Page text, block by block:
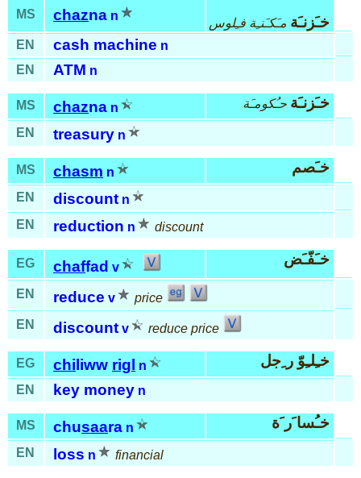
MS chazna n خـَزنـَة مـَكـَنـِة فـِلوس
EN
cash machine n
EN
ATM n
MS chazna n خـَزنـَة حـُكومـَة
EN treasury n
MS chasm n خـَصم
EN discount n
EN
reduction n discount
EG chaffad v خـَفّـَض
EN reduce v
price
EN
discount v reduce price
EG chi liww rigl n خـِلـِوّ ر ِجل
EN key money n
MS chusaara n خـُسا َر َة
EN loss n financial